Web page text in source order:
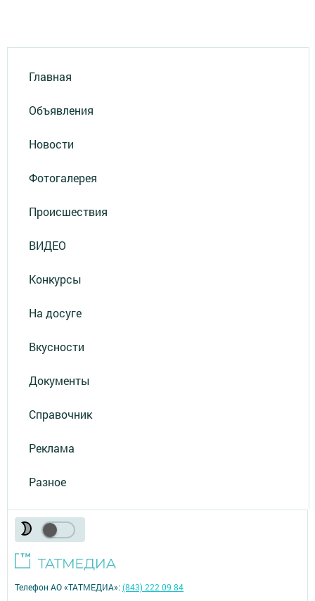
Главная
Объявления
Новости
Фотогалерея
Происшествия
ВИДЕО
Конкурсы
На досуге
Вкусности
Документы
Справочник
Реклама
Разное
Телефон АО «ТАТМЕДИА»:(843) 222 09 84